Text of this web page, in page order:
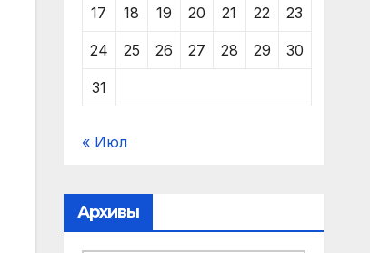
17 18 19 20 21 22 23
24 25 26 27 28 29 30
31
« Июл
Архивы